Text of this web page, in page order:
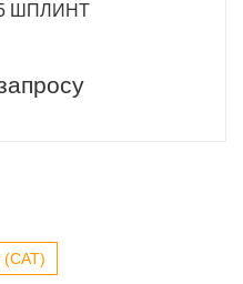
ШПЛИНТ
(CAT)